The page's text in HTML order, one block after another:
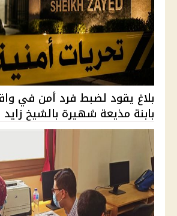
بلاغ يقود لضبط فرد أمن في
بابنة مذيعة شهيرة بالشيخ زايد